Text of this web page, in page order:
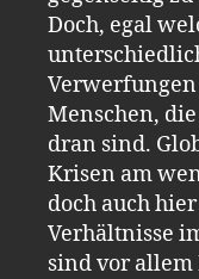
Doch, egal
Verwerfungen
Menschen,
dran sind.
Krisen am
doch auch
Verhältnisse
sind vor allem